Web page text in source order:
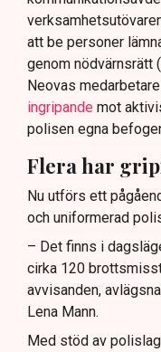
att be personer
genom nödvärnsrätt
Neovas
ingripande mot
polisen egna
Flera har
Nu utförs ett
och uniformerad
– Det finns i
cirka 120
avvisanden,
Lena Mann.
Med stöd av